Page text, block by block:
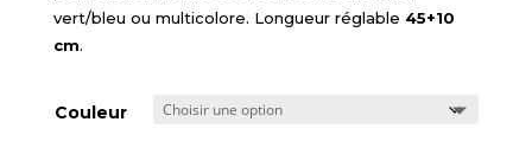
vert/bleu ou multicolore. Longueur réglable 45+10
cm.
Couleur